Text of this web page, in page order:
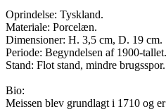
Oprindelse: Tyskland.
Materiale: Porcelæn.
Dimensioner: H. 3,5 cm, D. 19 cm.
Periode: Begyndelsen af 1900-tallet.
Stand: Flot stand, mindre brugsspor.
Bio:
Meissen blev grundlagt i 1710 og